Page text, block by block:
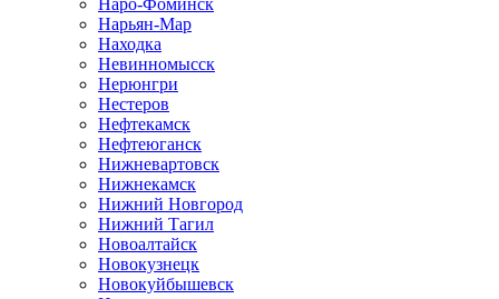
Наро-Фоминск
Нарьян-Мар
Находка
Невинномысск
Нерюнгри
Нестеров
Нефтекамск
Нефтеюганск
Нижневартовск
Нижнекамск
Нижний Новгород
Нижний Тагил
Новоалтайск
Новокузнецк
Новокуйбышевск